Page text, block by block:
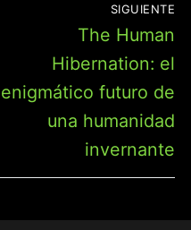
SIGUIENTE
Entrada
siguiente:
The Human
Hibernation: el
enigmático futuro de
una humanidad
invernante